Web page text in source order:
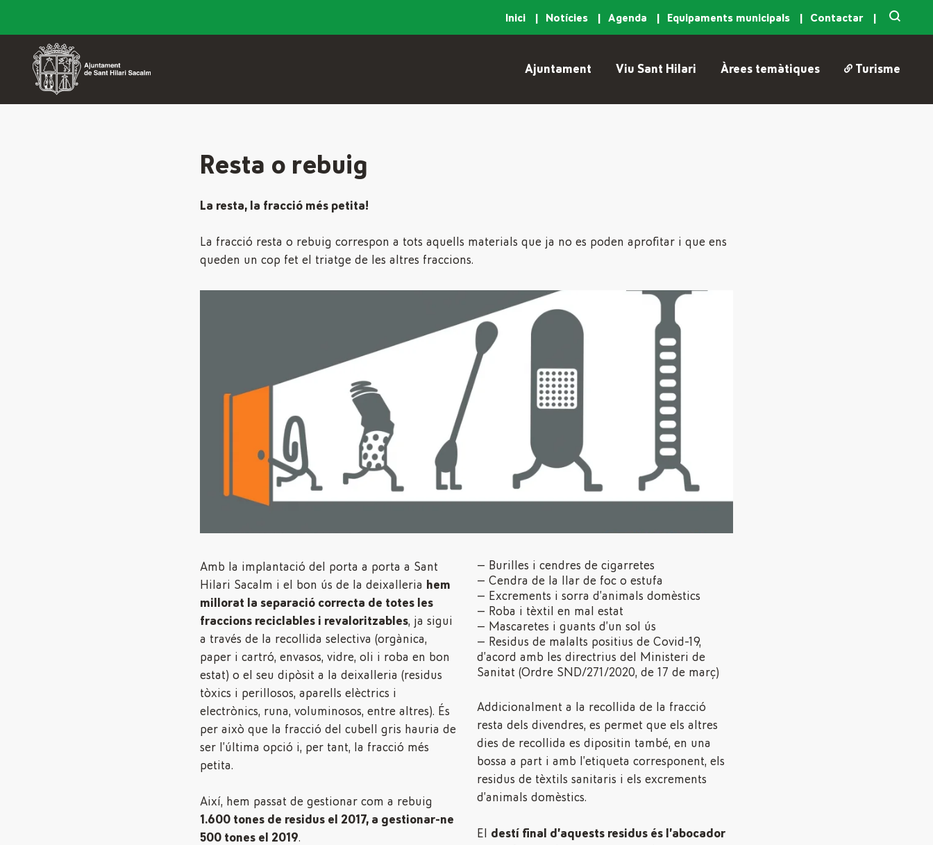
Inici Notícies Agenda Equipaments municipals Contactar
Ajuntament Viu Sant Hilari Àrees temàtiques Turisme
Resta o rebuig
La resta, la fracció més petita!
La fracció resta o rebuig correspon a tots aquells materials que ja no es poden aprofitar i que ens
queden un cop fet el triatge de les altres fraccions.
Amb la implantació del porta a porta a Sant
Hilari Sacalm i el bon ús de la deixalleria hem
millorat la separació correcta de totes les
fraccions reciclables i revaloritzables, ja sigui
a través de la recollida selectiva (orgànica,
paper i cartró, envasos, vidre, oli i roba en bon
estat) o el seu dipòsit a la deixalleria (residus
tòxics i perillosos, aparells elèctrics i
electrònics, runa, voluminosos, entre altres). És
per això que la fracció del cubell gris hauria de
ser l’última opció i, per tant, la fracció més
petita.
Així, hem passat de gestionar com a rebuig
1.600 tones de residus el 2017, a gestionar-ne
500 tones el 2019.
Burilles i cendres de cigarretes
Cendra de la llar de foc o estufa
Excrements i sorra d’animals domèstics
Roba i tèxtil en mal estat
Mascaretes i guants d’un sol ús
Residus de malalts positius de Covid-19,
d’acord amb les directrius del Ministeri de
Sanitat (Ordre SND/271/2020, de 17 de març)
Addicionalment a la recollida de la fracció
resta dels divendres, es permet que els altres
dies de recollida es dipositin també, en una
bossa a part i amb l’etiqueta corresponent, els
residus de tèxtils sanitaris i els excrements
d’animals domèstics.
El destí final d’aquests residus és l’abocador